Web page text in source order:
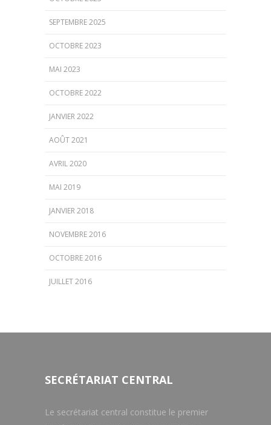
SEPTEMBRE 2025
OCTOBRE 2023
MAI 2023
OCTOBRE 2022
JANVIER 2022
AOÛT 2021
AVRIL 2020
MAI 2019
JANVIER 2018
NOVEMBRE 2016
OCTOBRE 2016
JUILLET 2016
SECRÉTARIAT CENTRAL
Le secrétariat central constitue le premier